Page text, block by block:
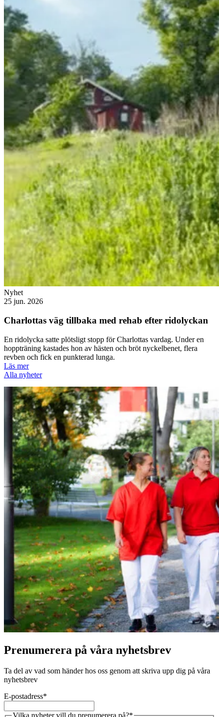
Nyhet
25 jun. 2026
Charlottas väg tillbaka med rehab efter ridolyckan
En ridolycka satte plötsligt stopp för Charlottas vardag. Under en
hoppträning kastades hon av hästen och bröt nyckelbenet, flera
revben och fick en punkterad lunga.
Läs mer
Alla nyheter
Prenumerera på våra nyhetsbrev
Ta del av vad som händer hos oss genom att skriva upp dig på våra
nyhetsbrev
E-postadress*